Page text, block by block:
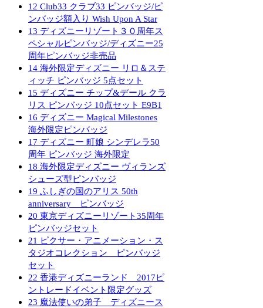
12 Club33 クラブ33 ピンバッジ/ピ
ンバッジ額入り Wish Upon A Star
13 ディズニーリゾート３０周年ス
ペシャルピンバッジ/ディズニー25
周年ピンバッジ非売品
14 海外限定ディズニー リロ＆ステ
ィッチ ピンバッジ 5点セット
15 ディズニー チップ&デール クラ
リス ピンバッジ 10点セット E9B1
16 ディズニー Magical Milestones
海外限定ピンバッジ
17 ディズニー 町娘 シンデレラ50
周年 ピンバッジ 海外限定
18 海外限定ディズニー ヴィランズ
シューズ型ピンバッジ
19 ふしぎの国のアリス 50th
anniversary ピンバッジ
20 東京ディズニーリゾート35周年
ピンバッジセット
21 ピクサー・アニメーション・ス
タジオコレクション ピンバッジ
セット
22 香港ディズニーランド 2017ピ
ントレードイベント限定グッズ
23 魔法使いの弟子 ディズニース